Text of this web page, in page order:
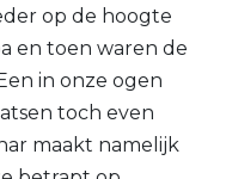
op de hoogte
en toen waren de
in onze ogen
toch even
maakt namelijk